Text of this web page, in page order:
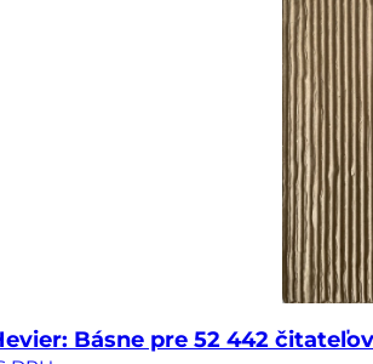
Básne pre 52 442 čitateľov